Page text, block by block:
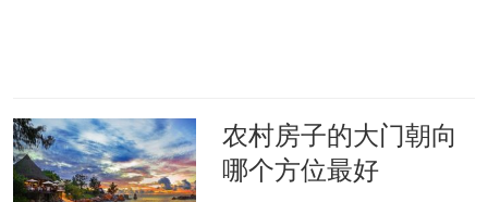
农村房子的大门朝向
哪个方位最好